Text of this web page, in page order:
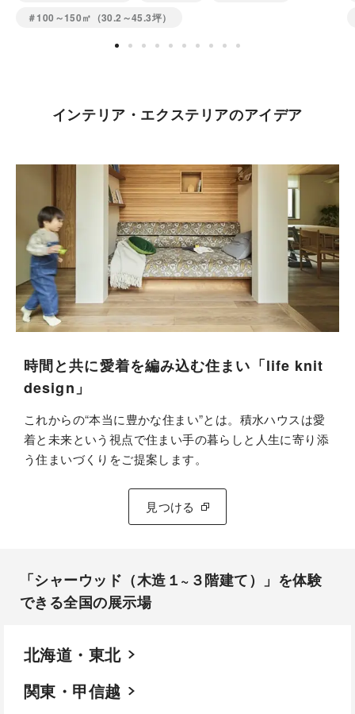
＃100～150㎡（30.2～45.3坪）
インテリア・エクステリアのアイデア
時間と共に愛着を編み込む住まい「life knit
design」
これからの“本当に豊かな住まい”とは。積水ハウスは愛
着と未来という視点で住まい手の暮らしと人生に寄り添
う住まいづくりをご提案します。
見つける
「シャーウッド（木造１~３階建て）」を体験
できる全国の展示場​
北海道・東北
関東・甲信越